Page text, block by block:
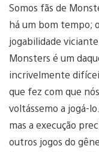
Somos fãs de
há um bom tempo;
jogabilidade viciante
Monsters é um
incrivelmente
que fez com que
voltássemo a jogá-
mas a execução
outros jogos do